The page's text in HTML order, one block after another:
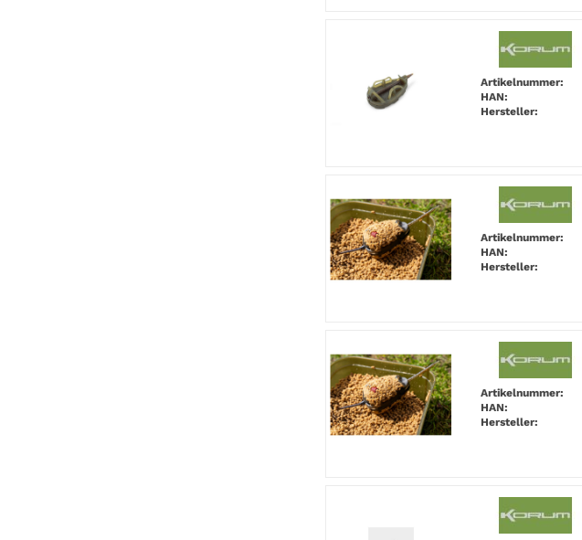
Artikelnummer:
HAN:
Hersteller:
Artikelnummer:
HAN:
Hersteller:
Artikelnummer:
HAN:
Hersteller: